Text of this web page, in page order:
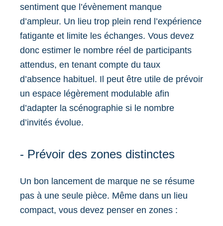
sentiment que l’évènement manque
d’ampleur. Un lieu trop plein rend l’expérience
fatigante et limite les échanges. Vous devez
donc estimer le nombre réel de participants
attendus, en tenant compte du taux
d’absence habituel. Il peut être utile de prévoir
un espace légèrement modulable afin
d’adapter la scénographie si le nombre
d’invités évolue.
- Prévoir des zones distinctes
Un bon lancement de marque ne se résume
pas à une seule pièce. Même dans un lieu
compact, vous devez penser en zones :